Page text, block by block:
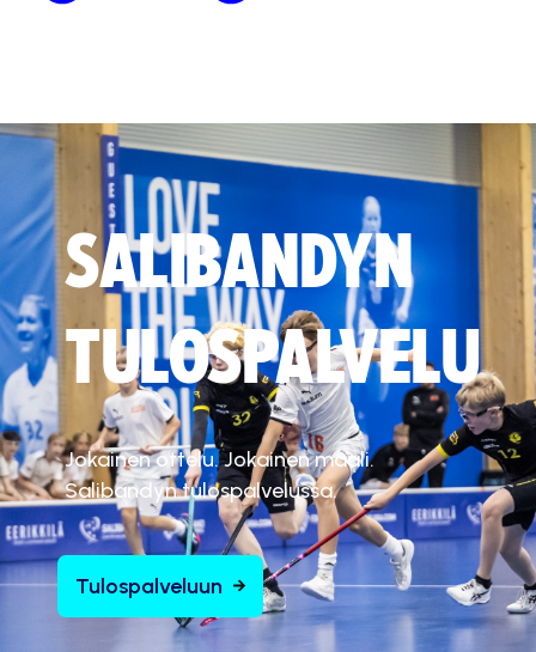
SALIBANDYN
TULOSPALVELU
Jokainen ottelu. Jokainen maali.
Salibandyn tulospalvelussa.
Tulospalveluun